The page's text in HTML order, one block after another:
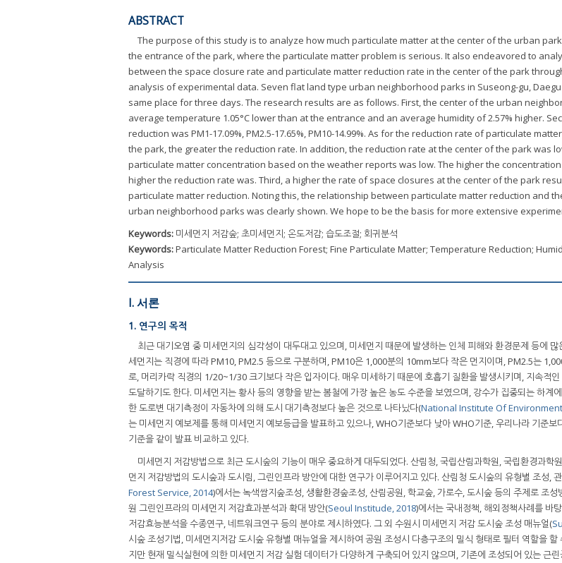
ABSTRACT
The purpose of this study is to analyze how much particulate matter at the center of the urban
the entrance of the park, where the particulate matter problem is serious. It also endeavored to
between the space closure rate and particulate matter reduction rate in the center of the park
analysis of experimental data. Seven flat land type urban neighborhood parks in Suseong-gu,
same place for three days. The research results are as follows. First, the center of the urban
average temperature 1.05°C lower than at the entrance and an average humidity of 2.57% higher.
reduction was PM1-17.09%, PM2.5-17.65%, PM10-14.99%. As for the reduction rate of particulate
the park, the greater the reduction rate. In addition, the reduction rate at the center of the park was
particulate matter concentration based on the weather reports was low. The higher the
higher the reduction rate was. Third, a higher the rate of space closures at the center of the park
particulate matter reduction. Noting this, the relationship between particulate matter reduction and
urban neighborhood parks was clearly shown. We hope to be the basis for more extensive
Keywords: 미세먼지 저감숲; 초미세먼지; 온도저감; 습도조절; 회귀분석
Keywords:Particulate Matter Reduction Forest; Fine Particulate Matter; Temperature Reduction;
Analysis
I. 서론
1. 연구의 목적
최근 대기오염 중 미세먼지의 심각성이 대두대고 있으며, 미세먼지 때문에 발생하는 인체 피해와 환경문제 등에 많
세먼지는 직경에 따라 PM10, PM2.5 등으로 구분하며, PM10은 1,000분의 10mm보다 작은 먼지이며, PM2.5는
로, 머리카락 직경의 1/20~1/30 크기보다 작은 입자이다. 매우 미세하기 때문에 호흡기 질환을 발생시키며, 지속적
도달하기도 한다. 미세먼지는 황사 등의 영향을 받는 봄철에 가장 높은 농도 수준을 보였으며, 강수가 집중되는 하계
한 도로변 대기측정이 자동차에 의해 도시 대기측정보다 높은 것으로 나타났다(National Institute Of
는 미세먼지 예보제를 통해 미세먼지 예보등급을 발표하고 있으나, WHO기준보다 낮아 WHO기준, 우리나라 기준보
기준을 같이 발표 비교하고 있다.
미세먼지 저감방법으로 최근 도시숲의 기능이 매우 중요하게 대두되었다. 산림청, 국립산림과학원, 국립환경과학
먼지 저감방법의 도시숲과 도시림, 그린인프라 방안에 대한 연구가 이루어지고 있다. 산림청 도시숲의 유형별 조성,
Forest Service, 2014)에서는 녹색쌈지숲조성, 생활환경숲조성, 산림공원, 학교숲, 가로수, 도시숲 등의 주제로 조
원 그린인프라의 미세먼지 저감효과분석과 확대 방안(Seoul Institude, 2018)에서는 국내정책, 해외정책사례를 바
저감효능분석을 수종연구, 네트워크연구 등의 분야로 제시하였다. 그 외 수원시 미세먼지 저감 도시숲 조성 매뉴얼(
시숲 조성기법, 미세먼지저감 도시숲 유형별 매뉴얼을 제시하여 공원 조성시 다층구조의 밀식 형태로 필터 역할을 할
지만 현재 밀식실현에 의한 미세먼지 저감 실험 데이터가 다양하게 구축되어 있지 않으며, 기존에 조성되어 있는 근